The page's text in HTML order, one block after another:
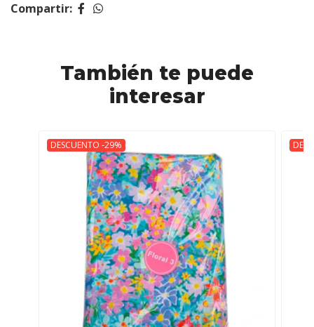
Compartir:
También te puede
interesar
DESCUENTO -29%